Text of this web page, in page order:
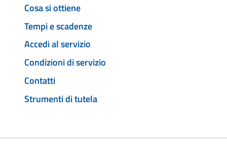
Cosa si ottiene
Tempi e scadenze
Accedi al servizio
Condizioni di servizio
Contatti
Strumenti di tutela